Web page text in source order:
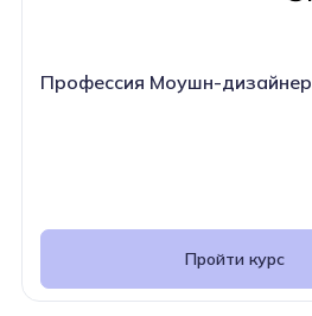
Профессия Моушн-дизайнер
Пройти курс